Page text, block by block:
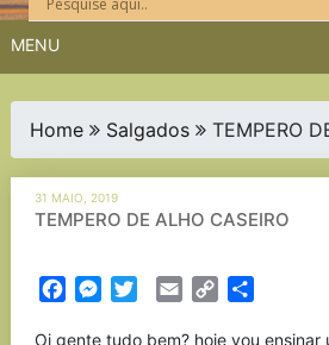
MENU
Home Salgados TEMPERO
31 MAIO, 2019
TEMPERO DE ALHO CASEIRO
FacebookMessenger
TwitterEmail Copy
Oi gente tudo bem? hoje vou ensinar